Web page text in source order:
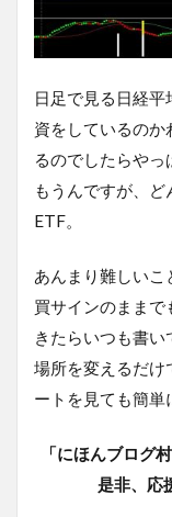
日足で見る日経
資をしているのか
るのでしたらや
もうんですが、ど
ETF。
あんまり難しいこ
買サインのままで
きたらいつも書
場所を変えるだけ
ートを見ても簡単
「にほんブログ
是非、応